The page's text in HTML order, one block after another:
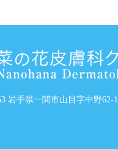
岩手県一関市山目字中野62-1